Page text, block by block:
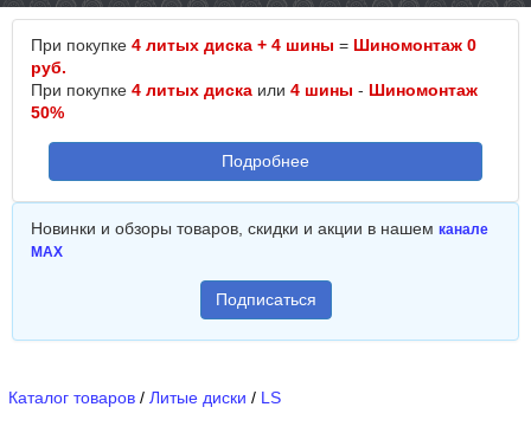
При покупке 4 литых диска + 4 шины = Шиномонтаж 0
руб.
При покупке 4 литых диска или 4 шины - Шиномонтаж
50%
Подробнее
Новинки и обзоры товаров, скидки и акции в нашем канале
MAX
Подписаться
Каталог товаров / Литые диски / LS